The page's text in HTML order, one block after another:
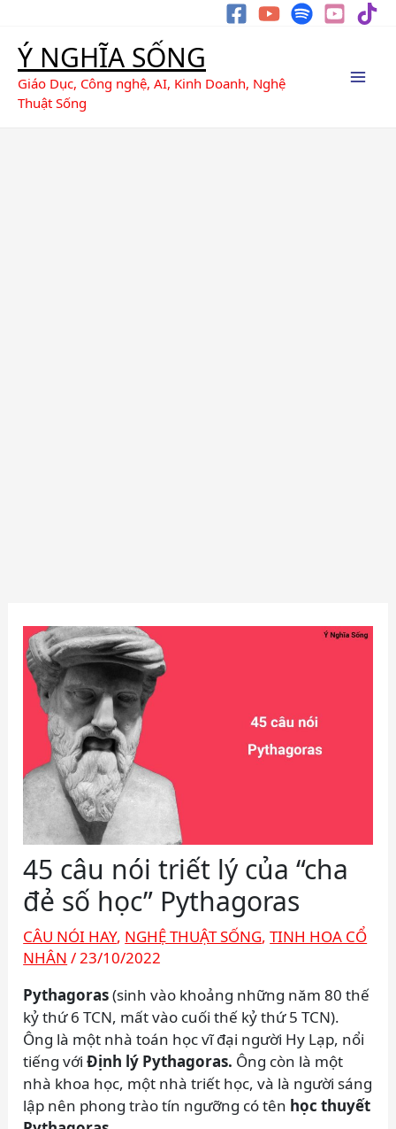
nội
dung
Ý NGHĨA SỐNG
Giáo Dục, Công nghệ, AI, Kinh Doanh, Nghệ
Thuật Sống
45 câu nói triết lý của “cha
đẻ số học” Pythagoras
CÂU NÓI HAY, NGHỆ THUẬT SỐNG,TINH HOA CỔ
NHÂN /23/10/2022
Pythagoras(sinh vào khoảng những năm 80 thế
kỷ thứ 6 TCN, mất vào cuối thế kỷ thứ 5 TCN).
Ông là một nhà toán học vĩ đại người Hy Lạp, nổi
tiếng vớiĐịnh lý Pythagoras. Ông còn là một
nhà khoa học, một nhà triết học, và là người sáng
lập nên phong trào tín ngưỡng có tên học thuyết